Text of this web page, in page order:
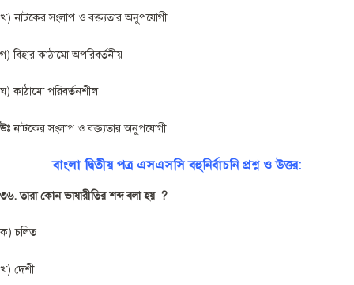
খ) নাটকের সংলাপ ও বক্ত্যতার অনুপযোগী
গ) বিহার কাঠামো অপরিবর্তনীয়
ঘ) কাঠামো পরিবর্তনশীল
উঃনাটকের সংলাপ ও বক্ত্যতার অনুপযোগী
বাংলা দ্বিতীয় পত্র এসএসসি বহুনির্বাচনি প্রশ্ন ও উত্তর:
৩৬. তারা কোন ভাষারীতির শব্দ বলা হয় ?
ক) চলিত
খ) দেশী